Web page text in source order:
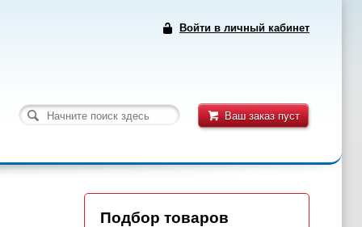
Войти в личный кабинет
Ваш заказ пуст
Подбор товаров